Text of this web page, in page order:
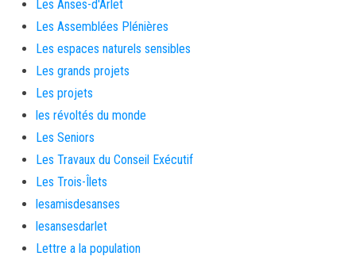
Les Anses-d'Arlet
Les Assemblées Plénières
Les espaces naturels sensibles
Les grands projets
Les projets
les révoltés du monde
Les Seniors
Les Travaux du Conseil Exécutif
Les Trois-Îlets
lesamisdesanses
lesansesdarlet
Lettre a la population